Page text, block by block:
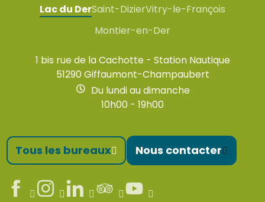
Lac du DerSaint-DizierVitry-le-François
Montier-en-Der
1 bis rue de la Cachotte - Station Nautique
51290 Giffaumont-Champaubert
Du lundi au dimanche
10h00 - 19h00
Tous les bureaux Nous contacter